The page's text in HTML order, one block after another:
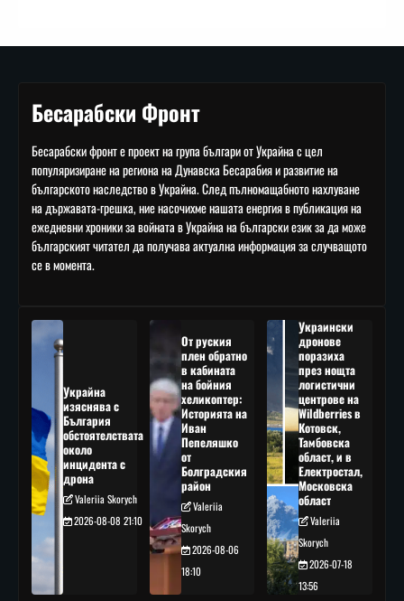
Бесарабски Фронт
Бесарабски фронт е проект на група българи от Украйна с цел
популяризиране на региона на Дунавска Бесарабия и развитие на
българското наследство в Украйна. След пълномащабното нахлуване
на държавата-грешка, ние насочихме нашата енергия в публикация на
ежедневни хроники за войната в Украйна на български език за да може
българският читател да получава актуална информация за случващото
се в момента.
Украйна
изяснява с
България
обстоятелствата
около
инцидента с
дрона
Valeriia Skorych
2026-08-08 21:10
От руския
плен обратно
в кабината
на бойния
хеликоптер:
Историята на
Иван
Пепеляшко
от
Болградския
район
Valeriia
Skorych
2026-08-06
18:10
Украински
дронове
поразиха
през нощта
логистични
центрове на
Wildberries в
Котовск,
Тамбовска
област, и в
Електростал,
Московска
област
Valeriia
Skorych
2026-07-18
13:56